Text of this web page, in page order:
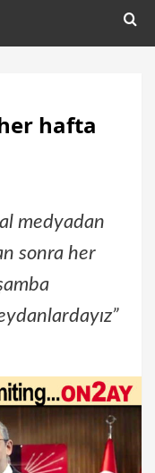
hafta
medyadan
sonra her